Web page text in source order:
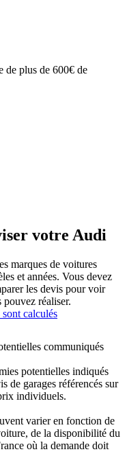
de plus de 600€ de
votre Audi
marques de voitures
et années. Vous devez
les devis pour voir
réaliser.
calculés
communiqués
potentielles indiqués
de garages référencés sur
individuels.
varier en fonction de
de la disponibilité du
où la demande doit